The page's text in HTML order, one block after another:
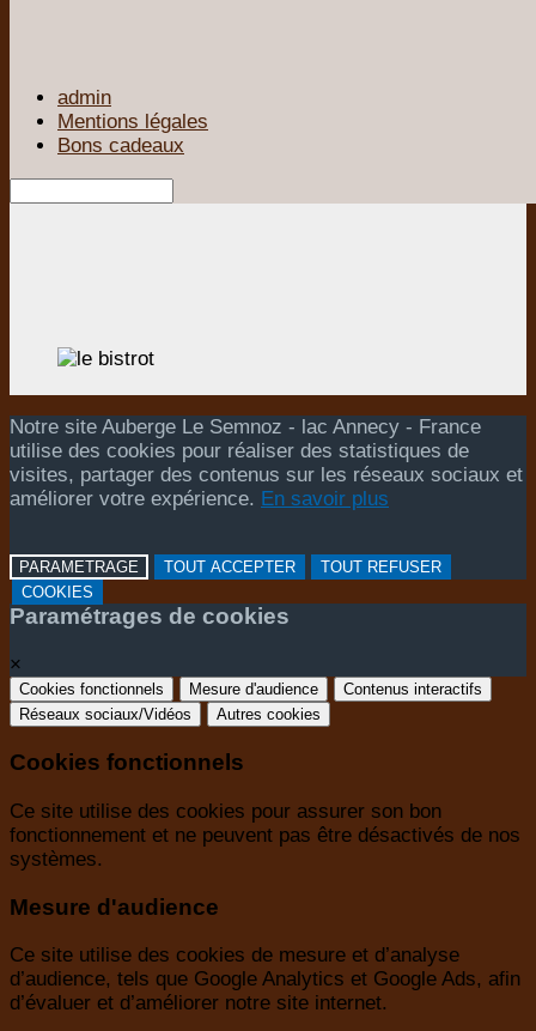
admin
Mentions légales
Bons cadeaux
Notre site Auberge Le Semnoz - lac Annecy - France
utilise des cookies pour réaliser des statistiques de
visites, partager des contenus sur les réseaux sociaux et
améliorer votre expérience. En savoir plus
PARAMETRAGE TOUT ACCEPTER
TOUT REFUSER
COOKIES
Paramétrages de cookies
×
Cookies fonctionnels Mesure d'audience
Contenus interactifs
Réseaux sociaux/Vidéos
Autres cookies
Cookies fonctionnels
Ce site utilise des cookies pour assurer son bon
fonctionnement et ne peuvent pas être désactivés de nos
systèmes.
Mesure d'audience
Ce site utilise des cookies de mesure et d’analyse
d’audience, tels que Google Analytics et Google Ads, afin
d’évaluer et d’améliorer notre site internet.